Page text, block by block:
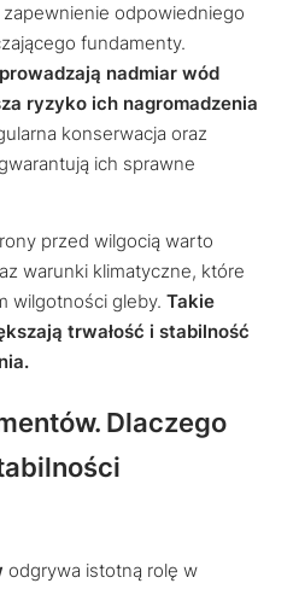
odpowiedniego
fundamenty.
nadmiar wód
ryzyko ich nagromadzenia
konserwacja oraz
ich sprawne
przed wilgocią warto
warunki klimatyczne, które
wilgotności gleby. Takie
trwałość i stabilność
Dlaczego
odgrywa istotną rolę w